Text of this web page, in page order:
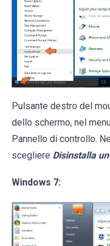
Pulsante destro del
dello schermo, nel
Pannello di controllo.
scegliere Disinstalla
Windows 7: